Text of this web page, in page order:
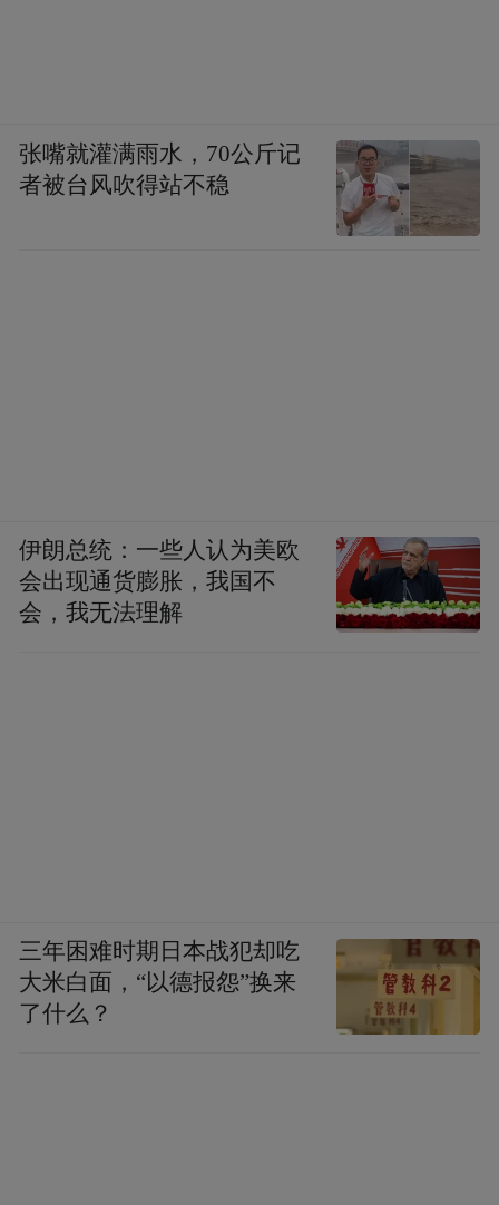
张嘴就灌满雨水，70公斤记
者被台风吹得站不稳
伊朗总统：一些人认为美欧
会出现通货膨胀，我国不
会，我无法理解
三年困难时期日本战犯却吃
大米白面，“以德报怨”换来
了什么？